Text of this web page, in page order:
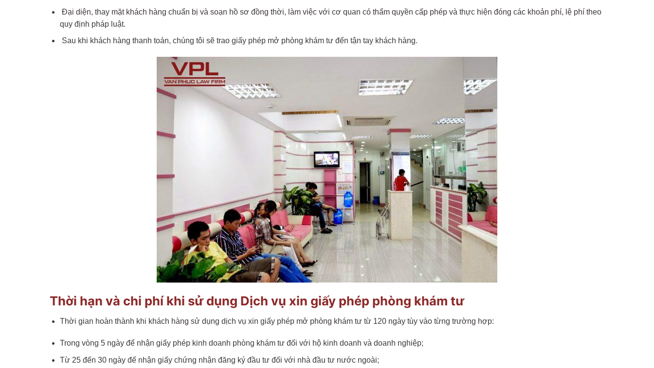
Đại diện, thay mặt khách hàng chuẩn bị và soạn hồ sơ đồng thời, làm việc với cơ quan có thẩm quyền cấp phép và thực hiện đóng các khoản phí, lệ phí theo
quy định pháp luật.
Sau khi khách hàng thanh toán, chúng tôi sẽ trao giấy phép mở phòng khám tư đến tận tay khách hàng.
Thời hạn và chi phí khi sử dụng Dịch vụ xin giấy phép phòng khám tư
Thời gian hoàn thành khi khách hàng sử dụng dịch vụ xin giấy phép mở phòng khám tư từ 120 ngày tùy vào từng trường hợp:
Trong vòng 5 ngày để nhận giấy phép kinh doanh phòng khám tư đối với hộ kinh doanh và doanh nghiệp;
Từ 25 đến 30 ngày để nhận giấy chứng nhận đăng ký đầu tư đối với nhà đầu tư nước ngoài;